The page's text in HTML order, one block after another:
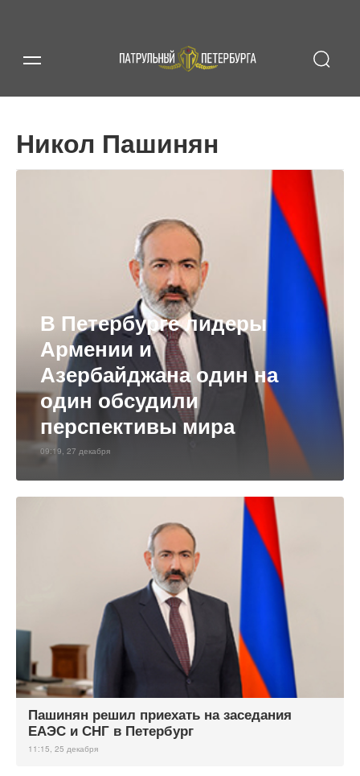
Никол Пашинян
В Петербурге лидеры
Армении и
Азербайджана один на
один обсудили
перспективы мира
09:19, 27 декабря
Пашинян решил приехать на заседания
ЕАЭС и СНГ в Петербург
11:15, 25 декабря